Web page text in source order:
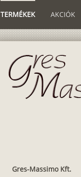
TERMÉKEK AKCIÓK
Gres-Massimo Kft.